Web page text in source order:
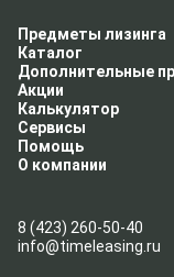
Предметы лизинга
Каталог
Дополнительные
Акции
Калькулятор
Сервисы
Помощь
О компании
8 (423) 260-50-40
info@timeleasing.ru